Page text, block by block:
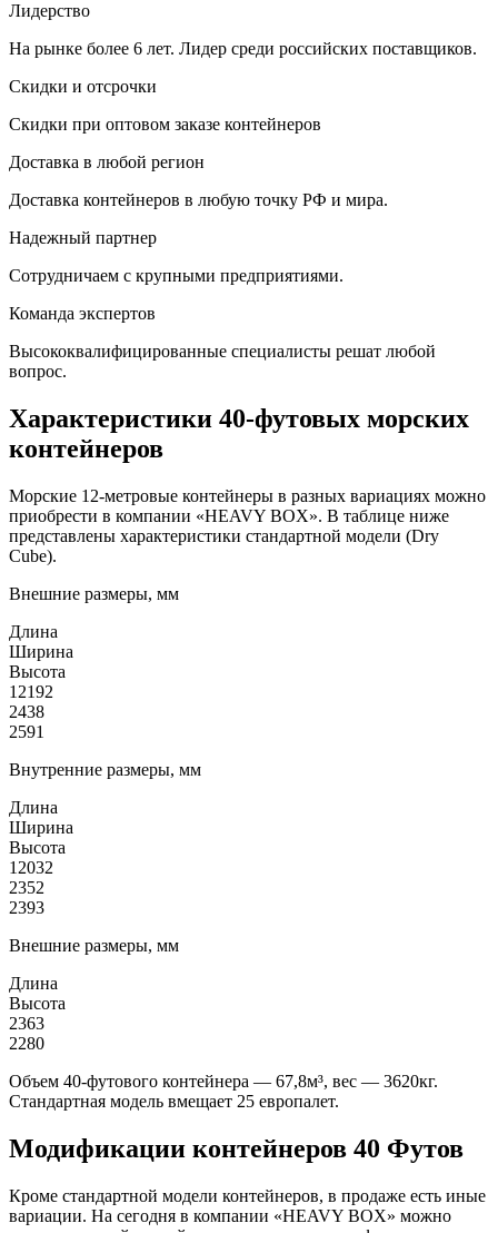
Лидерство
На рынке более 6 лет. Лидер среди российских поставщиков.
Скидки и отсрочки
Скидки при оптовом заказе контейнеров
Доставка в любой регион
Доставка контейнеров в любую точку РФ и мира.
Надежный партнер
Сотрудничаем с крупными предприятиями.
Команда экспертов
Высококвалифицированные специалисты решат любой
вопрос.
Характеристики 40-футовых морских
контейнеров
Морские 12-метровые контейнеры в разных вариациях можно
приобрести в компании «HEAVY BOX». В таблице ниже
представлены характеристики стандартной модели (Dry
Cube).
Внешние размеры, мм
Длина
Ширина
Высота
12192
2438
2591
Внутренние размеры, мм
Длина
Ширина
Высота
12032
2352
2393
Внешние размеры, мм
Длина
Высота
2363
2280
Объем 40-футового контейнера — 67,8м³, вес — 3620кг.
Стандартная модель вмещает 25 европалет.
Модификации контейнеров 40 Футов
Кроме стандартной модели контейнеров, в продаже есть иные
вариации. На сегодня в компании «HEAVY BOX» можно